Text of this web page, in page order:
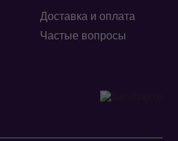
Доставка и оплата
Частые вопросы